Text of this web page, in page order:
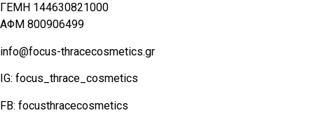
ΓΕΜΗ 144630821000
ΑΦΜ 800906499
info@focus-thracecosmetics.gr
IG: focus_thrace_cosmetics
FB: focusthracecosmetics